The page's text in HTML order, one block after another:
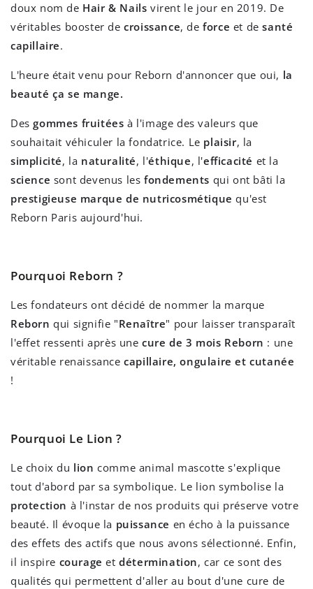
doux nom de Hair & Nails virent le jour en 2019. De
véritables booster decroissance, deforce et desanté
capillaire.
L'heure était venu pour Reborn d'annoncer que oui, la
beauté ça se mange.
Des gommes fruitées à l'image des valeurs que
souhaitait véhiculer la fondatrice. Le plaisir, la
simplicité, la naturalité, l'éthique, l'efficacité et la
science sont devenus lesfondements qui ont bâti la
prestigieuse marque de nutricosmétique qu'est
Reborn Paris aujourd'hui.
Pourquoi Reborn ?
Les fondateurs ont décidé de nommer la marque
Reborn qui signifie "Renaître" pour laisser transparaît
l'effet ressenti après unecure de 3 mois Reborn : une
véritable renaissancecapillaire, ongulaire et cutanée
!
Pourquoi Le Lion ?
Le choix du lion comme animal mascotte s'explique
tout d'abord par sa symbolique. Le lion symbolise la
protection à l'instar de nos produits qui préserve votre
beauté. Il évoque la puissance en écho à la puissance
des effets des actifs que nous avons sélectionné. Enfin,
il inspire courage etdétermination, car ce sont des
qualités qui permettent d'aller au bout d'une cure de